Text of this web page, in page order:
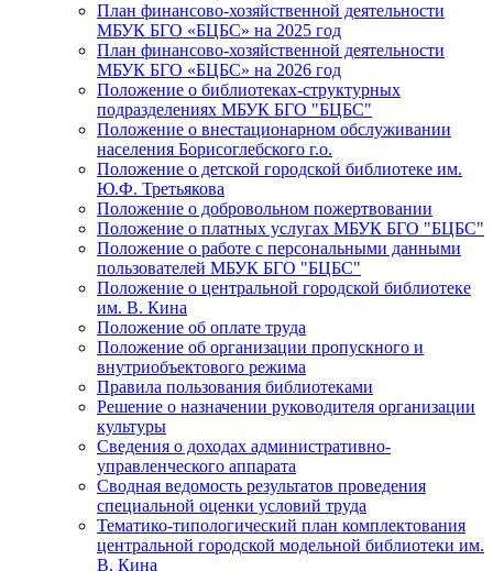
План финансово-хозяйственной деятельности
МБУК БГО «БЦБС» на 2025 год
План финансово-хозяйственной деятельности
МБУК БГО «БЦБС» на 2026 год
Положение о библиотеках-структурных
подразделениях МБУК БГО "БЦБС"
Положение о внестационарном обслуживании
населения Борисоглебского г.о.
Положение о детской городской библиотеке им.
Ю.Ф. Третьякова
Положение о добровольном пожертвовании
Положение о платных услугах МБУК БГО "БЦБС"
Положение о работе с персональными данными
пользователей МБУК БГО "БЦБС"
Положение о центральной городской библиотеке
им. В. Кина
Положение об оплате труда
Положение об организации пропускного и
внутриобъектового режима
Правила пользования библиотеками
Решение о назначении руководителя организации
культуры
Сведения о доходах административно-
управленческого аппарата
Сводная ведомость результатов проведения
специальной оценки условий труда
Тематико-типологический план комплектования
центральной городской модельной библиотеки им.
В. Кина